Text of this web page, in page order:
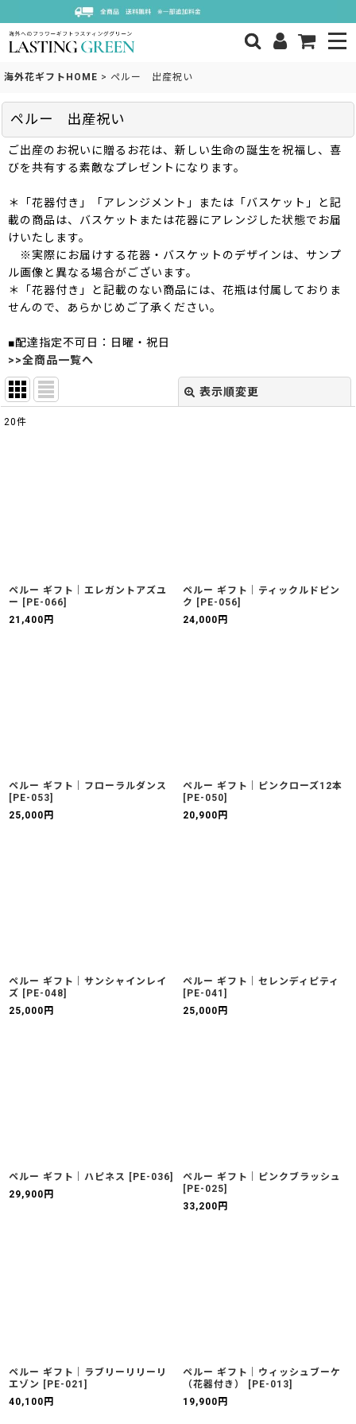
海外花ギフトHOME > ペルー 出産祝い
ペルー 出産祝い
ご出産のお祝いに贈るお花は、新しい生命の誕生を祝福し、喜
びを共有する素敵なプレゼントになります。
＊「花器付き」「アレンジメント」または「バスケット」と記
載の商品は、バスケットまたは花器にアレンジした状態でお届
けいたします。
※実際にお届けする花器・バスケットのデザインは、サンプ
ル画像と異なる場合がございます。
＊「花器付き」と記載のない商品には、花瓶は付属しておりま
せんので、あらかじめご了承ください。
■配達指定不可日：日曜・祝日
>>全商品一覧へ
表示順変更
20件
ペルー ギフト｜エレガントアズユ
ー
[ PE-066]
21,400 円
ペルー ギフト｜ティックルドピン
ク
[ PE-056]
24,000 円
ペルー ギフト｜フローラルダンス
[ PE-053]
25,000 円
ペルー ギフト｜ピンクローズ12本
[ PE-050]
20,900 円
ペルー ギフト｜サンシャインレイ
ズ [ PE-048]
25,000 円
ペルー ギフト｜セレンディピティ
[ PE-041 ]
25,000 円
ペルー ギフト｜ハピネス [ PE-036]
29,900 円
ペルー ギフト｜ピンクブラッシュ
[ PE-025]
33,200 円
ペルー ギフト｜ラブリーリリーリ
エゾン
[ PE-021 ]
40,100 円
ペルー ギフト｜ウィッシュブーケ
（花器付き）
[ PE-013]
19,900 円